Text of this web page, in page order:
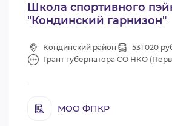
Школа спортивного
"Кондинский гарнизон"
Кондинский район
531 020
Грант губернатора СО НКО
МОО ФПКР